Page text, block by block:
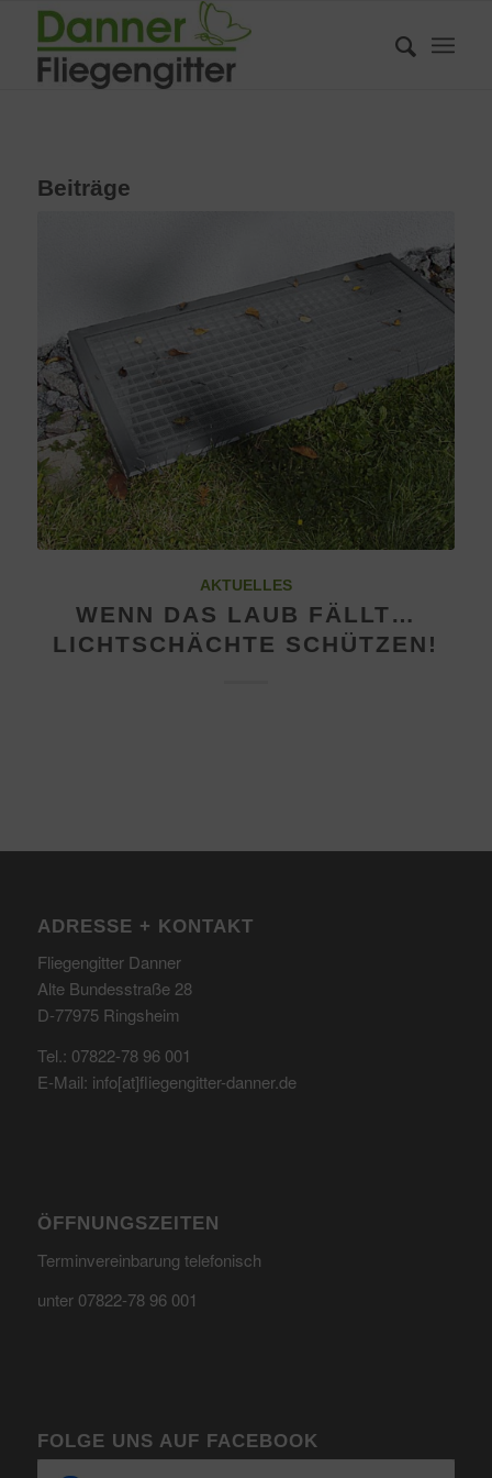
Beiträge
AKTUELLES
WENN DAS LAUB FÄLLT…
LICHTSCHÄCHTE SCHÜTZEN!
ADRESSE + KONTAKT
Fliegengitter Danner
Alte Bundesstraße 28
D-77975 Ringsheim
Tel.: 07822-78 96 001
E-Mail: info[at]fliegengitter-danner.de
ÖFFNUNGSZEITEN
Terminvereinbarung telefonisch
unter 07822-78 96 001
FOLGE UNS AUF FACEBOOK